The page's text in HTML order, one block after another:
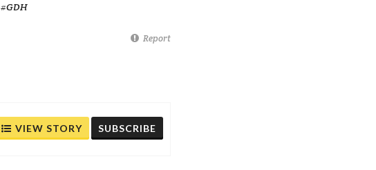
#GDH
Report
VIEW STORY SUBSCRIBE